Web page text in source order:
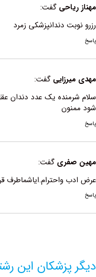
گفت:
دندانپزشکی زمرد
گفت:
یک عدد دندان عقل
گفت:
این رشته